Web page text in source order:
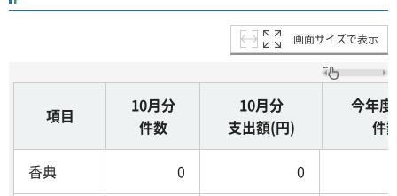
画面サイズで表示
項目
10月分
件数
10月分
支出額(円)
今年
件
香典 0 0